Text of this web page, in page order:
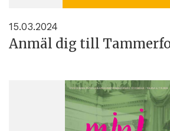
Anmäl dig till
15.03.2024